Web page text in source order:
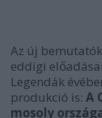
Az új
eddigi
Legendák
produkció is: A
mosoly